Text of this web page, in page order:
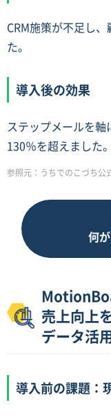
CRM施策が不足し
た。
導入後の効果
ステップメールを軸
130％を超えました。
参照元：うちでのこづち公
何
売上向上
データ活
導入前の課題：